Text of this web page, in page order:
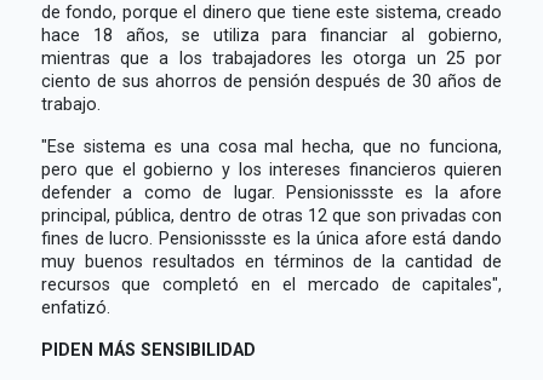
de fondo, porque el dinero que tiene este sistema, creado
hace 18 años, se utiliza para financiar al gobierno,
mientras que a los trabajadores les otorga un 25 por
ciento de sus ahorros de pensión después de 30 años de
trabajo.
"Ese sistema es una cosa mal hecha, que no funciona,
pero que el gobierno y los intereses financieros quieren
defender a como de lugar. Pensionissste es la afore
principal, pública, dentro de otras 12 que son privadas con
fines de lucro. Pensionissste es la única afore está dando
muy buenos resultados en términos de la cantidad de
recursos que completó en el mercado de capitales",
enfatizó.
PIDEN MÁS SENSIBILIDAD